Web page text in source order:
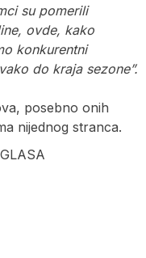
su pomerili
ovde, kako
konkurentni
do kraja sezone”.
posebno onih
nijednog stranca.